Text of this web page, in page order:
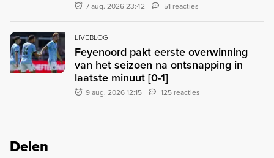
7 aug. 2026 23:42 51 reacties
LIVEBLOG
Feyenoord pakt eerste overwinning
van het seizoen na ontsnapping in
laatste minuut [0-1]
9 aug. 2026 12:15 125 reacties
Delen